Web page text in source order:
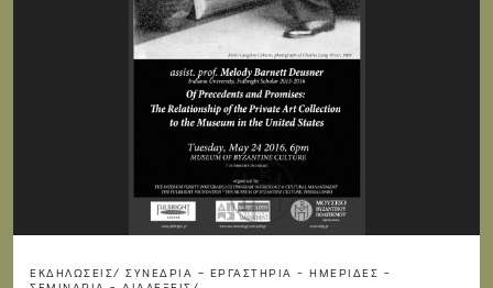
ΕΚΔΗΛΏΣΕΙΣ/ ΣΥΝΈΔΡΙΑ – ΕΡΓΑΣΤΉΡΙΑ - ΗΜΕΡΊΔΕΣ -